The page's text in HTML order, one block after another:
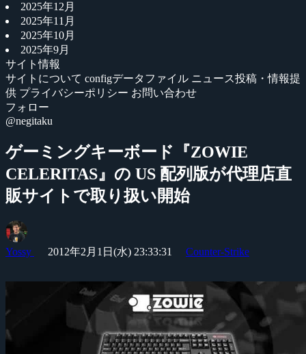
2025年12月
2025年11月
2025年10月
2025年9月
サイト情報
サイトについて configデータファイル ニュース投稿・情報提
供 プライバシーポリシー お問い合わせ
フォロー
@negitaku
ゲーミングキーボード『ZOWIE
CELERITAS』の US 配列版が代理店直
販サイトで取り扱い開始
Yossy 2012年2月1日(水) 23:33:31 Counter-Strike